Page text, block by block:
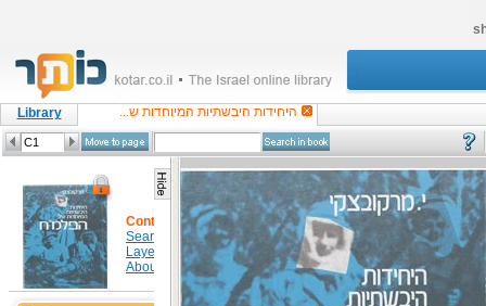
Library היחידות היבשתיות המיוחדות ש...
Content
Search in item
Layers
About